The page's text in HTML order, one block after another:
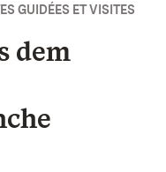
GUIDÉES ET VISITES
dem